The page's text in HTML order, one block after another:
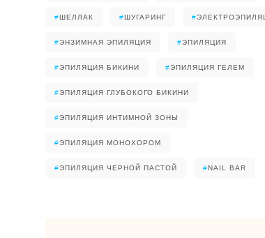
#ШЕЛЛАК #ШУГАРИНГ #
#ЭНЗИМНАЯ ЭПИЛЯЦИЯ #ЭПИЛЯЦИЯ
#ЭПИЛЯЦИЯ БИКИНИ #ЭПИЛЯЦИЯ ГЕЛЕМ
#ЭПИЛЯЦИЯ ГЛУБОКОГО БИКИНИ
#ЭПИЛЯЦИЯ ИНТИМНОЙ ЗОНЫ
#ЭПИЛЯЦИЯ МОНОХОРОМ
#ЭПИЛЯЦИЯ ЧЕРНОЙ ПАСТОЙ #NAIL BAR